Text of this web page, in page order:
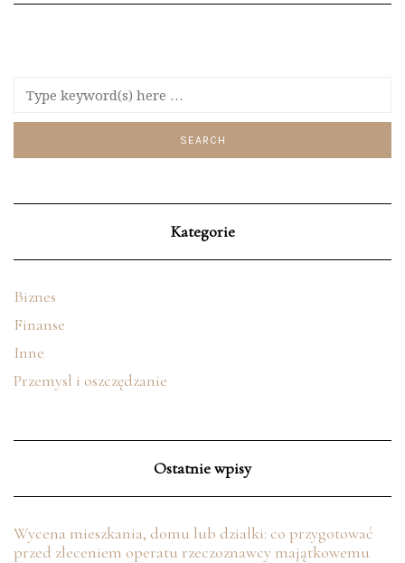
Kategorie
Biznes
Finanse
Inne
Przemysł i oszczędzanie
Ostatnie wpisy
Wycena mieszkania, domu lub działki: co przygotować
przed zleceniem operatu rzeczoznawcy majątkowemu